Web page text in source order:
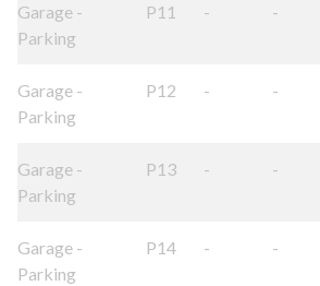
Garage -
Parking
P11 - -
Garage -
Parking
P12 - -
Garage -
Parking
P13 - -
Garage -
Parking
P14 - -